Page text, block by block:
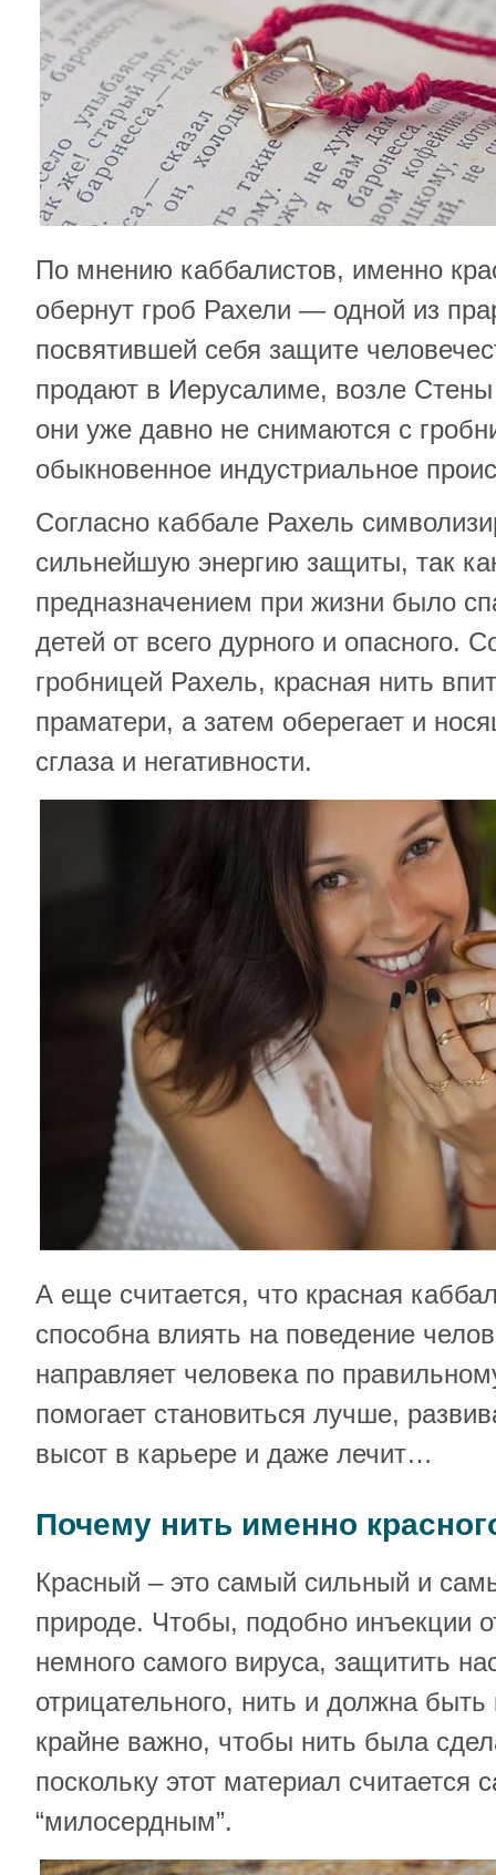
По мнению каббалистов, именно
обернут гроб Рахели — одной из
посвятившей себя защите
продают в Иерусалиме, возле
они уже давно не снимаются с
обыкновенное индустриальное
Согласно каббале Рахель
сильнейшую энергию защиты, так
предназначением при жизни было
детей от всего дурного и опасного.
гробницей Рахель, красная нить
праматери, а затем оберегает и
сглаза и негативности.
А еще считается, что красная
способна влиять на поведение
направляет человека по
помогает становиться лучше,
высот в карьере и даже лечит…
Почему нить именно
Красный – это самый сильный и
природе. Чтобы, подобно инъекции
немного самого вируса, защитить
отрицательного, нить и должна
крайне важно, чтобы нить была
поскольку этот материал
“милосердным”.